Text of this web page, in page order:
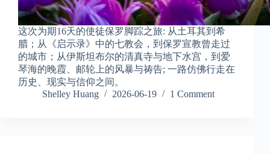
这次为期16天的使徒保罗脚踪之旅: 从土耳其到希
腊；从《启示录》中的七教会，到保罗宣教曾走过
的城市；从伊斯坦布尔的清真寺与地下水宫，到爱
琴海的晚霞、邮轮上的风暴与祷告; 一路仿佛行走在
历史、现实与信仰之间。
Shelley Huang
2026-06-19 1 Comment